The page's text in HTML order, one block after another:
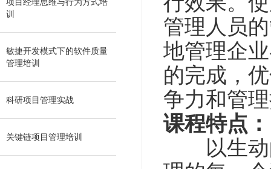
训
敏捷开发模式下的软件质量
管理培训
科研项目管理实战
关键链项目管理培训
管理人员
地管理企
的完成，
争力和管
课程特点：
以生动